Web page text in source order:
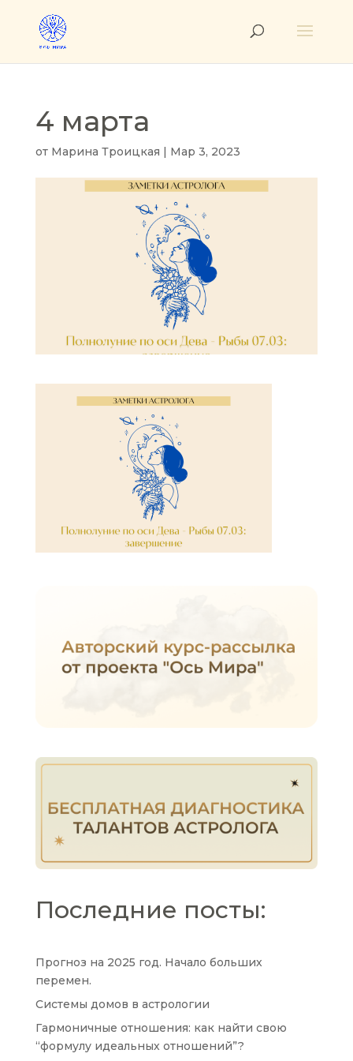
4 марта
от Марина Троицкая | Мар 3, 2023
Последние посты:
Прогноз на 2025 год. Начало больших
перемен.
Системы домов в астрологии
Гармоничные отношения: как найти свою
“формулу идеальных отношений”?